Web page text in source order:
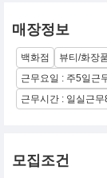
돌체앤가바나는
드러나는 실루엣
들을 선보여왔습
정열, 문화, 매력
기 어려운 스타일
돈나(Maddona),
Kidman), 비욘세
매장정보
백화점 뷰티/화장
근무요일 : 주5일근
근무시간 : 일실근
모집조건